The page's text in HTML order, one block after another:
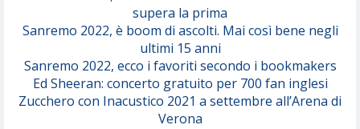
supera la prima
Sanremo 2022, è boom di ascolti. Mai così bene negli
ultimi 15 anni
Sanremo 2022, ecco i favoriti secondo i bookmakers
Ed Sheeran: concerto gratuito per 700 fan inglesi
Zucchero con Inacustico 2021 a settembre all’Arena di
Verona